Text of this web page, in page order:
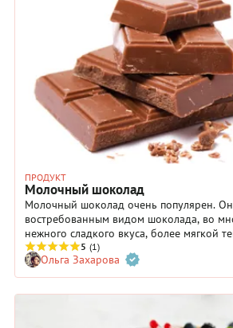
ПРОДУКТ
Молочный шоколад
Молочный шоколад очень популярен. Он
востребованным видом шоколада, во
нежного сладкого вкуса, более мягкой текстуры, по
сравнению с горьким шоколадом, и
Молочный шоколад изготавливается из
и молока. Теперь молоко не
коровьим, есть несколько
шоколада, приготовленных из
рисового и миндального молока.
5 (1)
Ольга Захарова